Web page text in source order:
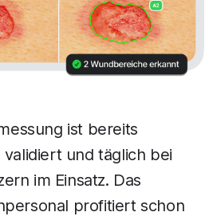
ist bereits
und täglich bei
im Einsatz. Das
profitiert schon